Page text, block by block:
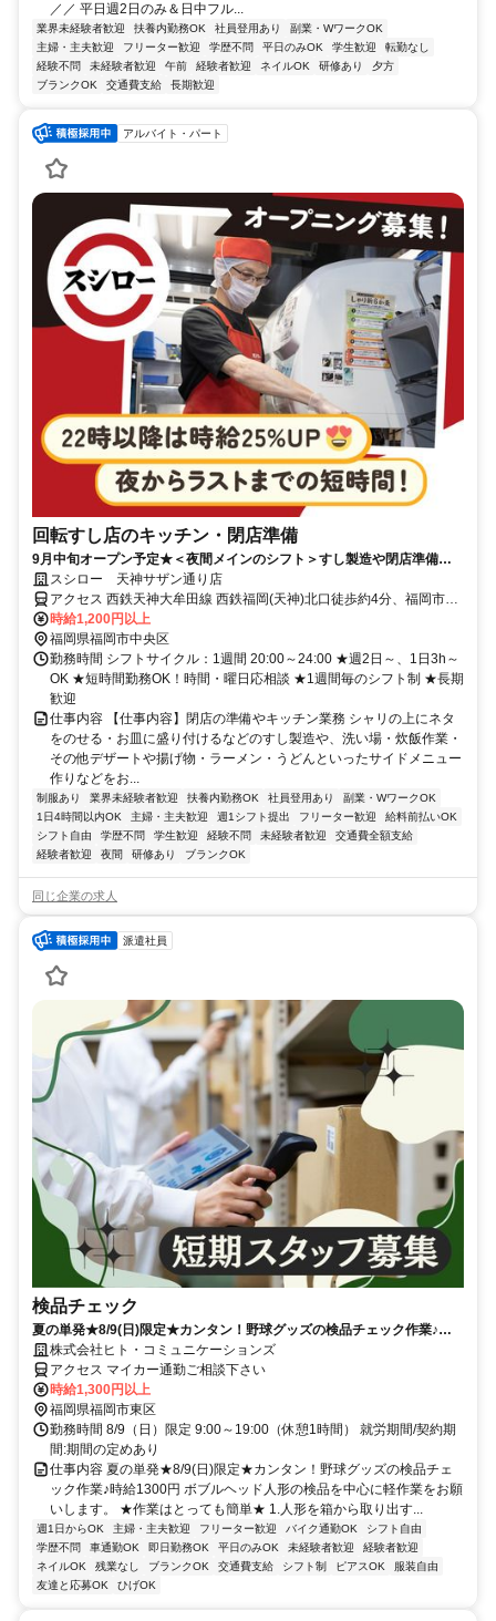
／／ 平日週2日のみ＆日中フル...
業界未経験者歓迎 扶養内勤務OK 社員登用あり
副業・WワークOK
主婦・主夫歓迎
フリーター歓迎 学歴不問 平日のみOK 学生歓迎
転勤なし
経験不問
未経験者歓迎 午前 経験者歓迎 ネイルOK 研修あり
夕方
ブランクOK
交通費支給 長期歓迎
アルバイト・パート
回転すし店のキッチン・閉店準備
9月中旬オープン予定★＜夜間メインのシフト＞すし製造や閉店準備な
どコツコツ働ける
スシロー 天神サザン通り店
アクセス 西鉄天神大牟田線 西鉄福岡(天神)北口徒歩約4分、福岡市営
空港線 天神5番口徒歩約3分、福岡市営空港線 赤坂（福岡県）5番口
徒歩約6分
時給1,200円以上
福岡県福岡市中央区
勤務時間 シフトサイクル：1週間 20:00～24:00 ★週2日～、1日3h～
OK ★短時間勤務OK！時間・曜日応相談 ★1週間毎のシフト制 ★長期
歓迎
仕事内容 【仕事内容】閉店の準備やキッチン業務 シャリの上にネタ
をのせる・お皿に盛り付けるなどのすし製造や、洗い場・炊飯作業・
その他デザートや揚げ物・ラーメン・うどんといったサイドメニュー
作りなどをお...
制服あり 業界未経験者歓迎 扶養内勤務OK 社員登用あり
副業・WワークOK
1日4時間以内OK
主婦・主夫歓迎 週1シフト提出 フリーター歓迎
給料前払いOK
シフト自由
学歴不問 学生歓迎 経験不問 未経験者歓迎
交通費全額支給
経験者歓迎
夜間 研修あり ブランクOK
同じ企業の求人
派遣社員
検品チェック
夏の単発★8/9(日)限定★カンタン！野球グッズの検品チェック作業♪時
給1300円
株式会社ヒト・コミュニケーションズ
アクセス マイカー通勤ご相談下さい
時給1,300円以上
福岡県福岡市東区
勤務時間 8/9（日）限定 9:00～19:00（休憩1時間） 就労期間/契約期
間:期間の定めあり
仕事内容 夏の単発★8/9(日)限定★カンタン！野球グッズの検品チェ
ック作業♪時給1300円 ボブルヘッド人形の検品を中心に軽作業をお願
いします。 ★作業はとっても簡単★ 1.人形を箱から取り出す...
週1日からOK 主婦・主夫歓迎 フリーター歓迎 バイク通勤OK
シフト自由
学歴不問
車通勤OK 即日勤務OK 平日のみOK 未経験者歓迎
経験者歓迎
ネイルOK
残業なし ブランクOK 交通費支給 シフト制 ピアスOK
服装自由
友達と応募OK
ひげOK